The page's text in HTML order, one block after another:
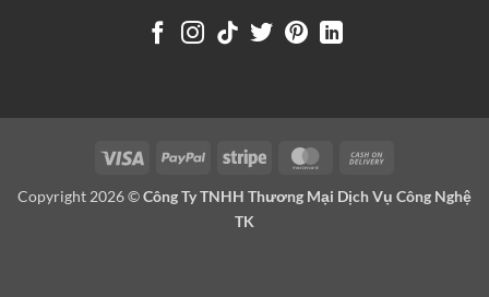
Visa PayPal Stripe MasterCard
Delivery
Copyright 2026 ©Công Ty TNHH Thương Mại Dịch Vụ Công Nghệ
TK